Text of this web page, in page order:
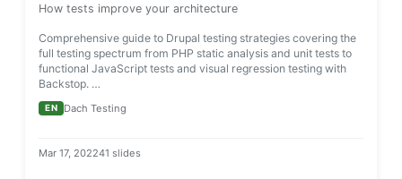
How tests improve your architecture
Comprehensive guide to Drupal testing strategies covering the
full testing spectrum from PHP static analysis and unit tests to
functional JavaScript tests and visual regression testing with
Backstop. …
EN Dach Testing
Mar 17, 202241 slides